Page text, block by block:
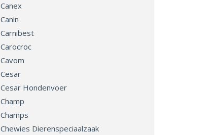
Canex
Canin
Carnibest
Carocroc
Cavom
Cesar
Cesar Hondenvoer
Champ
Champs
Chewies Dierenspeciaalzaak